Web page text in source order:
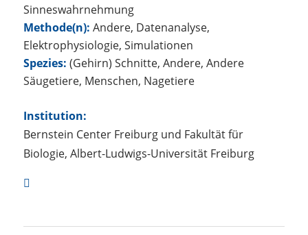
Sinneswahrnehmung
Methode(n): Andere, Datenanalyse,
Elektrophysiologie, Simulationen
Spezies: (Gehirn) Schnitte, Andere, Andere
Säugetiere, Menschen, Nagetiere
Institution:
Bernstein Center Freiburg und Fakultät für
Biologie, Albert-Ludwigs-Universität Freiburg